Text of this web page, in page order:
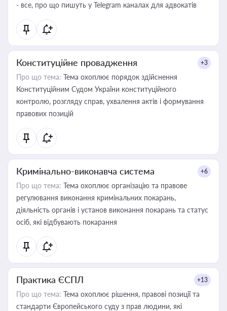
- все, про що пишуть у Telegram каналах для адвокатів
Конституційне провадження +3
Про що тема: Тема охоплює порядок здійснення
Конституційним Судом України конституційного
контролю, розгляду справ, ухвалення актів і формування
правових позицій
Кримінально-виконавча система +6
Про що тема: Тема охоплює організацію та правове
регулювання виконання кримінальних покарань,
діяльність органів і установ виконання покарань та статус
осіб, які відбувають покарання
Практика ЄСПЛ +13
Про що тема: Тема охоплює рішення, правові позиції та
стандарти Європейського суду з прав людини, які